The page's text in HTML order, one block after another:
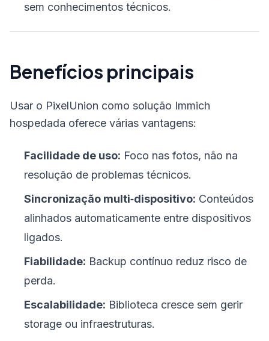
sem conhecimentos técnicos.
Benefícios principais
Usar o PixelUnion como solução Immich
hospedada oferece várias vantagens:
Facilidade de uso: Foco nas fotos, não na
resolução de problemas técnicos.
Sincronização multi‑dispositivo: Conteúdos
alinhados automaticamente entre dispositivos
ligados.
Fiabilidade: Backup contínuo reduz risco de
perda.
Escalabilidade: Biblioteca cresce sem gerir
storage ou infraestruturas.